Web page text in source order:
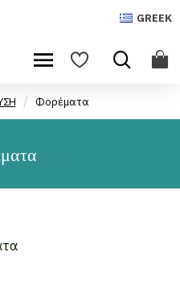
GREEK
Φορέματα